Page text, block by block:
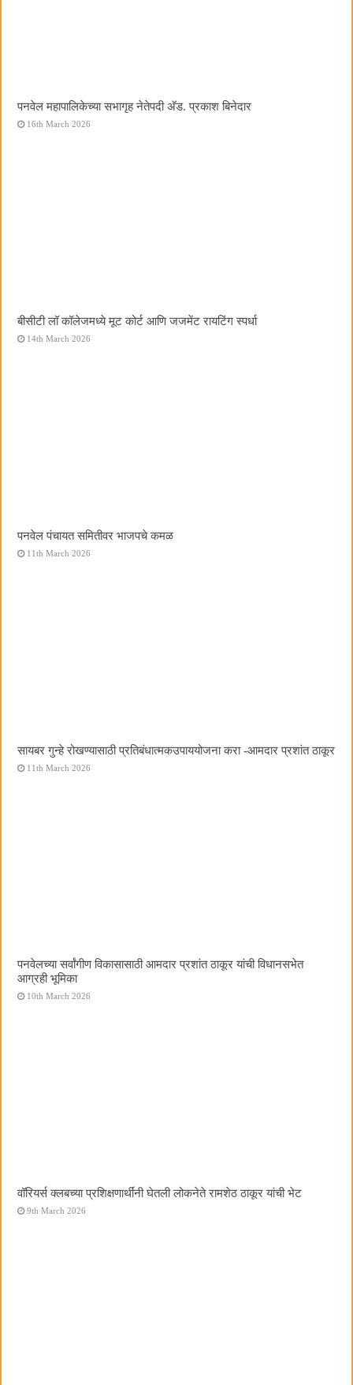
पनवेल महापालिकेच्या सभागृह नेतेपदी अ‍ॅड. प्रकाश बिनेदार
16th March 2026
बीसीटी लॉ कॉलेजमध्ये मूट कोर्ट आणि जजमेंट रायटिंग स्पर्धा
14th March 2026
पनवेल पंचायत समितीवर भाजपचे कमळ
11th March 2026
सायबर गुन्हे रोखण्यासाठी प्रतिबंधात्मकउपाययोजना करा -आमदार प्रशांत ठाकूर
11th March 2026
पनवेलच्या सर्वांगीण विकासासाठी आमदार प्रशांत ठाकूर यांची विधानसभेत
आग्रही भूमिका
10th March 2026
वॉरियर्स क्लबच्या प्रशिक्षणार्थींनी घेतली लोकनेते रामशेठ ठाकूर यांची भेट
9th March 2026